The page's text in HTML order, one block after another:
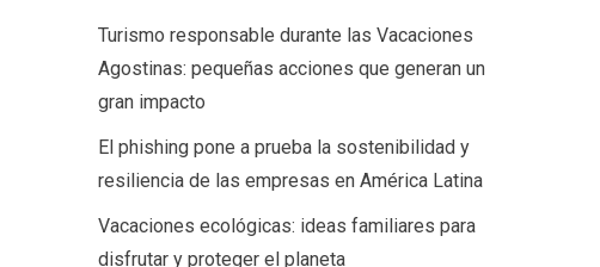
Turismo responsable durante las Vacaciones
Agostinas: pequeñas acciones que generan un
gran impacto
El phishing pone a prueba la sostenibilidad y
resiliencia de las empresas en América Latina
Vacaciones ecológicas: ideas familiares para
disfrutar y proteger el planeta